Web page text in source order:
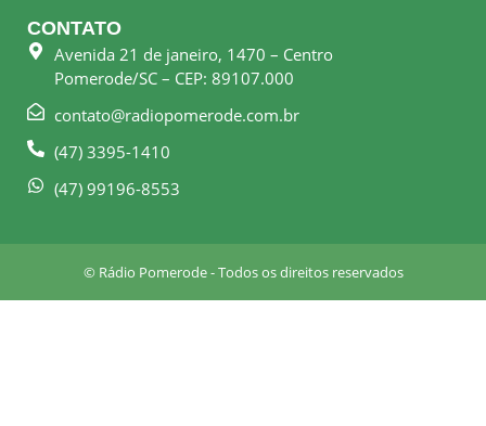
e
b
o
k
s
q
a
t
a
g
r
a
m
CONTATO
Avenida 21 de janeiro, 1470 – Centro
Pomerode/SC – CEP: 89107.000
contato@radiopomerode.com.br
(47) 3395-1410
(47) 99196-8553
© Rádio Pomerode - Todos os direitos reservados